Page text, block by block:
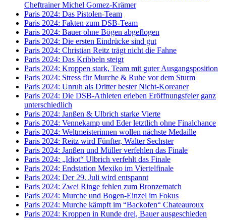
Cheftrainer Michel Gomez-Krämer
Paris 2024: Das Pistolen-Team
Paris 2024: Fakten zum DSB-Team
Paris 2024: Bauer ohne Bögen abgeflogen
Paris 2024: Die ersten Eindrücke sind gut
Paris 2024: Christian Reitz trägt nicht die Fahne
Paris 2024: Das Kribbeln steigt
Paris 2024: Kroppen stark, Team mit guter Ausgangsposition
Paris 2024: Stress für Murche & Ruhe vor dem Sturm
Paris 2024: Unruh als Dritter bester Nicht-Koreaner
Paris 2024: Die DSB-Athleten erleben Eröffnungsfeier ganz
unterschiedlich
Paris 2024: Janßen & Ulbrich starke Vierte
Paris 2024: Vennekamp und Eder letztlich ohne Finalchance
Paris 2024: Weltmeisterinnen wollen nächste Medaille
Paris 2024: Reitz wird Fünfter, Walter Sechster
Paris 2024: Janßen und Müller verfehlen das Finale
Paris 2024: „Idiot“ Ulbrich verfehlt das Finale
Paris 2024: Endstation Mexiko im Viertelfinale
Paris 2024: Der 29. Juli wird entspannt
Paris 2024: Zwei Ringe fehlen zum Bronzematch
Paris 2024: Murche und Bogen-Einzel im Fokus
Paris 2024: Murche kämpft im “Backofen“ Chateauroux
Paris 2024: Kroppen in Runde drei, Bauer ausgeschieden